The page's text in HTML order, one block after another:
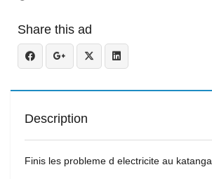
Share this ad
Description
Finis les probleme d electricite au katanga